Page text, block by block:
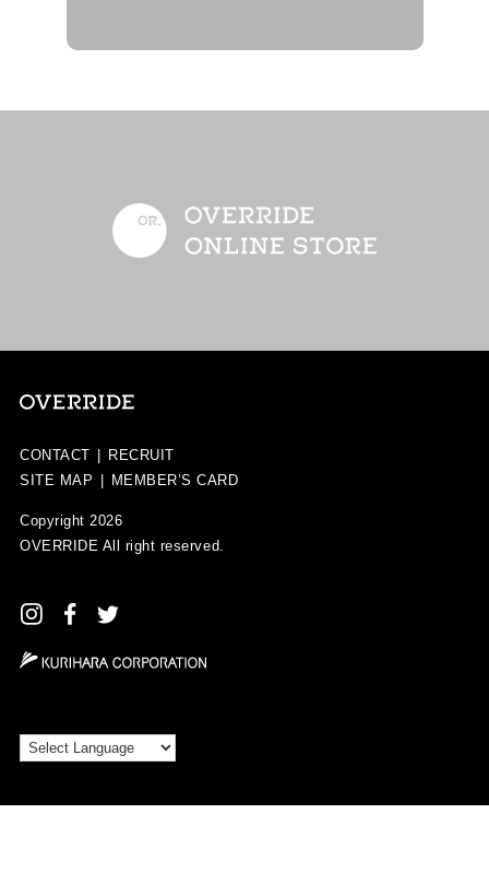
CONTACT
RECRUIT
SITE MAP
MEMBER’S CARD
Copyright 2026
OVERRIDE All right reserved.